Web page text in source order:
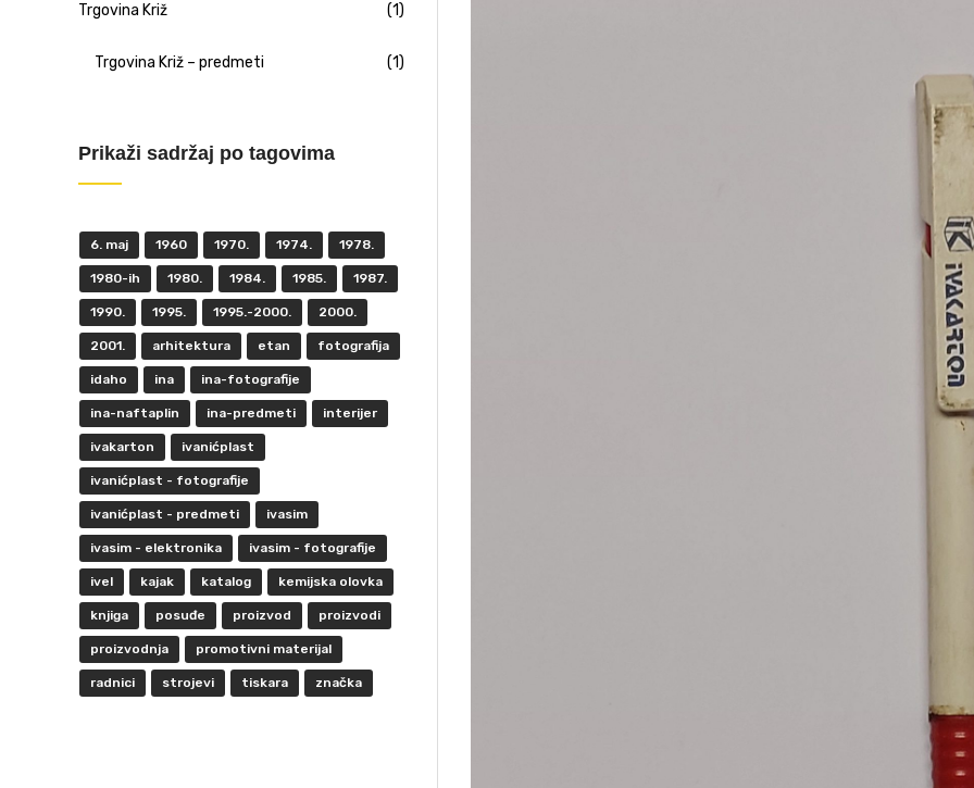
Trgovina Križ (1)
Trgovina Križ – predmeti (1)
Prikaži sadržaj po tagovima
6. maj 1960 1970. 1974. 1978.
1980-ih 1980. 1984. 1985. 1987.
1990. 1995. 1995.-2000. 2000.
2001. arhitektura etan fotografija
idaho ina ina-fotografije
ina-naftaplin ina-predmeti interijer
ivakarton ivanićplast
ivanićplast - fotografije
ivanićplast - predmeti ivasim
ivasim - elektronika ivasim - fotografije
ivel kajak katalog kemijska olovka
knjiga posuđe proizvod proizvodi
proizvodnja promotivni materijal
radnici strojevi tiskara značka